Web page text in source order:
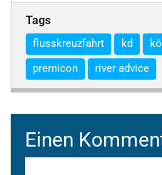
Tags
flusskreuzfahrt kd
premicon
river advice
Einen